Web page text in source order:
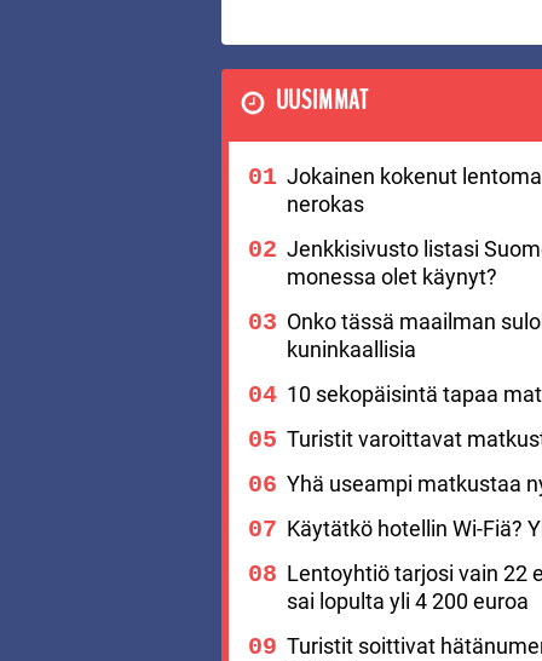
UUSIMMAT
Jokainen kokenut
nerokas
Jenkkisivusto listasi
monessa olet käynyt?
Onko tässä maailman
kuninkaallisia
10 sekopäisintä tapaa
Turistit varoittavat
Yhä useampi matkustaa
Käytätkö hotellin Wi-Fiä?
Lentoyhtiö tarjosi vain 22
sai lopulta yli 4 200 euroa
Turistit soittivat